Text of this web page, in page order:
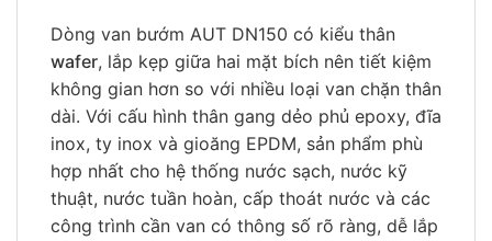
Dòng van bướm AUT DN150 có kiểu thân
wafer, lắp kẹp giữa hai mặt bích nên tiết kiệm
không gian hơn so với nhiều loại van chặn thân
dài. Với cấu hình thân gang dẻo phủ epoxy, đĩa
inox, ty inox và gioăng EPDM, sản phẩm phù
hợp nhất cho hệ thống nước sạch, nước kỹ
thuật, nước tuần hoàn, cấp thoát nước và các
công trình cần van có thông số rõ ràng, dễ lắp